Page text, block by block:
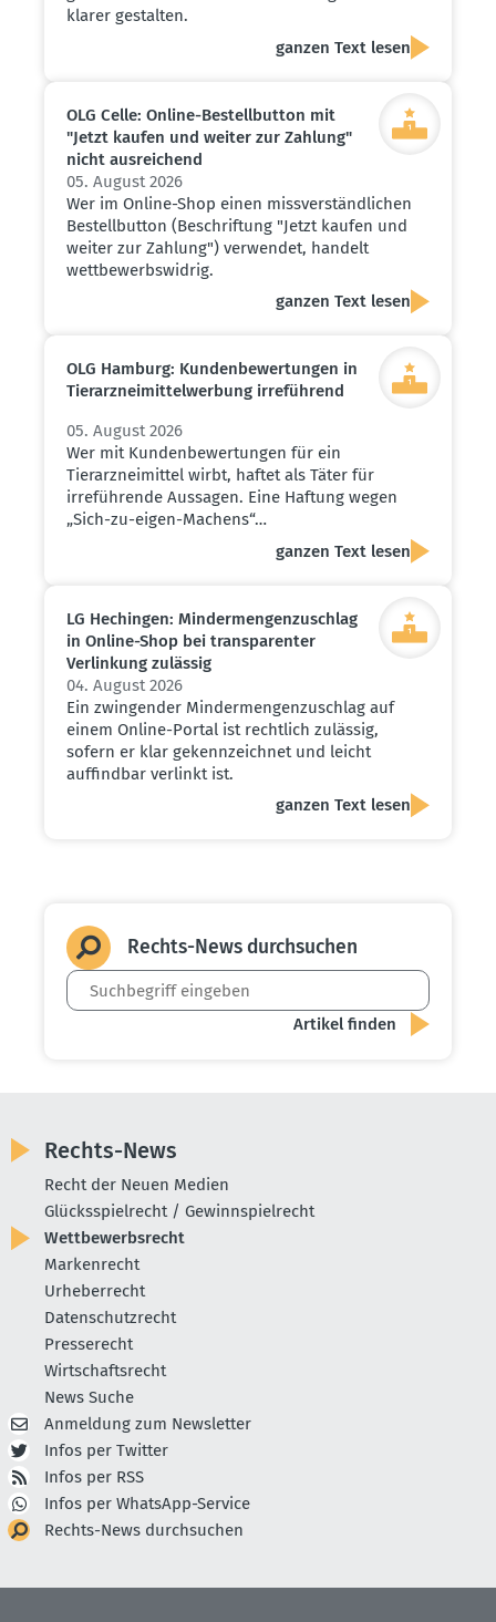
klarer gestalten.
ganzen Text lesen
OLG Celle: Online-Bestell­button mit
"Jetzt kaufen und weiter zur Zahlung"
nicht ausrei­chend
05. August 2026
Wer im Online-Shop einen missverständlichen
Bestellbutton (Beschriftung "Jetzt kaufen und
weiter zur Zahlung") verwendet, handelt
wettbewerbswidrig.
ganzen Text lesen
OLG Hamburg: Kunden­be­wer­tungen in
Tierarz­nei­mit­tel­werbung irreführend
05. August 2026
Wer mit Kundenbewertungen für ein
Tierarzneimittel wirbt, haftet als Täter für
irreführende Aussagen. Eine Haftung wegen
„Sich-zu-eigen-Machens“…
ganzen Text lesen
LG Hechingen: Minder­men­gen­zu­schlag
in Online-Shop bei trans­pa­renter
Verlinkung zulässig
04. August 2026
Ein zwingender Mindermengenzuschlag auf
einem Online-Portal ist rechtlich zulässig,
sofern er klar gekennzeichnet und leicht
auffindbar verlinkt ist.
ganzen Text lesen
Rechts-News durch­suchen
Rechts-News
Recht der Neuen Medien
Glücksspielrecht / Gewinnspielrecht
Wettbewerbsrecht
Markenrecht
Urheberrecht
Datenschutzrecht
Presserecht
Wirtschaftsrecht
News Suche
Anmeldung zum Newsletter
Infos per Twitter
Infos per RSS
Infos per WhatsApp-Service
Rechts-News durchsuchen